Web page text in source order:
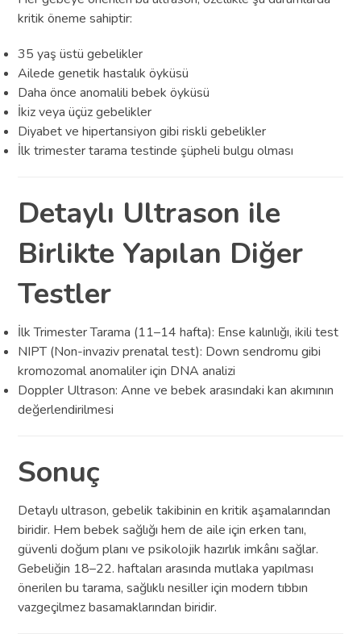
kritik öneme sahiptir:
35 yaş üstü gebelikler
Ailede genetik hastalık öyküsü
Daha önce anomalili bebek öyküsü
İkiz veya üçüz gebelikler
Diyabet ve hipertansiyon gibi riskli gebelikler
İlk trimester tarama testinde şüpheli bulgu olması
Detaylı Ultrason ile
Birlikte Yapılan Diğer
Testler
İlk Trimester Tarama (11–14 hafta): Ense kalınlığı, ikili test
NIPT (Non-invaziv prenatal test): Down sendromu gibi
kromozomal anomaliler için DNA analizi
Doppler Ultrason: Anne ve bebek arasındaki kan akımının
değerlendirilmesi
Sonuç
Detaylı ultrason, gebelik takibinin en kritik aşamalarından
biridir. Hem bebek sağlığı hem de aile için erken tanı,
güvenli doğum planı ve psikolojik hazırlık imkânı sağlar.
Gebeliğin 18–22. haftaları arasında mutlaka yapılması
önerilen bu tarama, sağlıklı nesiller için modern tıbbın
vazgeçilmez basamaklarından biridir.